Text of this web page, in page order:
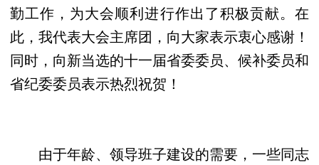
勤工作，为大会顺利进行作出了积极贡献。在
此，我代表大会主席团，向大家表示衷心感谢！
同时，向新当选的十一届省委委员、候补委员和
省纪委委员表示热烈祝贺！
由于年龄、领导班子建设的需要，一些同志